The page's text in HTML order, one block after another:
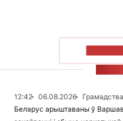
12:42 06.08.2026
Грамадства
Беларус арыштаваны ў